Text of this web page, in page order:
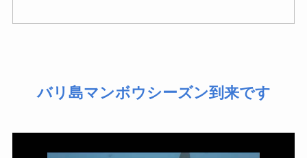
バリ島マンボウシーズン到来です